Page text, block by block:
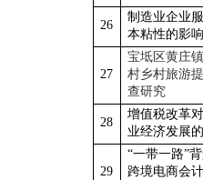
26
制造业企业
本粘性的影
27
宝坻区黄庄
村乡村旅游
查研究
28
增值税改革
业经济发展
29
“一带一路”
跨境电商会